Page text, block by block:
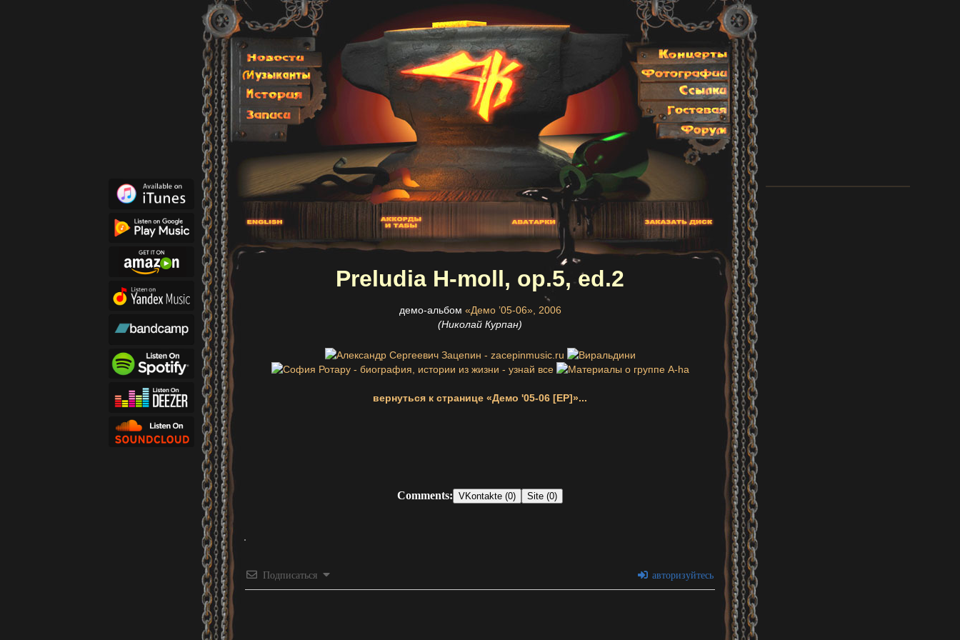
Preludia H-moll, op.5, ed.2
демо-альбом «Демо ’05-06», 2006
(Николай Курпан)
вернуться к странице «Демо '05-06 [EP]»...
Comments: VKontakte (0) Site (0)
Подписаться авторизуйтесь